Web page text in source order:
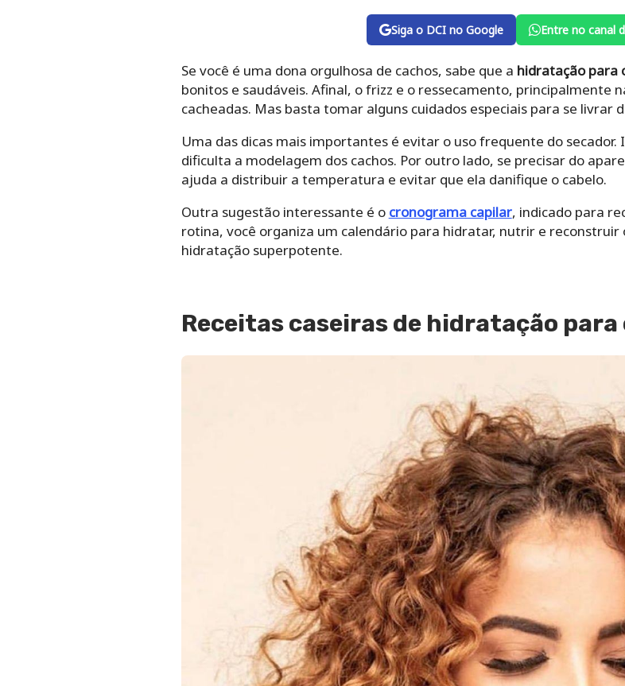
Siga o DCI no Google Entre no canal
Se você é uma dona orgulhosa de cachos, sabe que a hidratação para
bonitos e saudáveis. Afinal, o frizz e o ressecamento, principalmente
cacheadas. Mas basta tomar alguns cuidados especiais para se livrar
Uma das dicas mais importantes é evitar o uso frequente do secador.
dificulta a modelagem dos cachos. Por outro lado, se precisar do
ajuda a distribuir a temperatura e evitar que ela danifique o cabelo.
Outra sugestão interessante é o cronograma capilar, indicado para
rotina, você organiza um calendário para hidratar, nutrir e reconstruir
hidratação superpotente.
Receitas caseiras de hidratação para